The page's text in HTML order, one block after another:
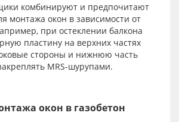
комбинируют и предпочитают
монтажа окон в зависимости от
при остеклении балкона
пластину на верхних частях
стороны и нижнюю часть
MRS-шурупами.
окон в газобетон